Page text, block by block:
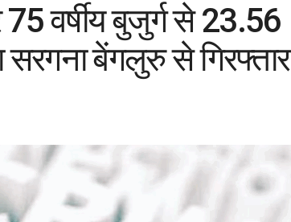
वर्षीय बुजुर्ग से 23.56
सरगना बेंगलुरु से गिरफ्तार